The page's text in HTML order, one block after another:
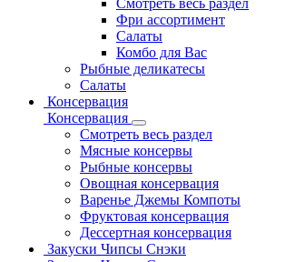
Смотреть весь раздел
Фри ассортимент
Салаты
Комбо для Вас
Рыбные деликатесы
Салаты
Консервация
Консервация
Смотреть весь раздел
Мясные консервы
Рыбные консервы
Овощная консервация
Варенье Джемы Компоты
Фруктовая консервация
Дессертная консервация
Закуски Чипсы Снэки